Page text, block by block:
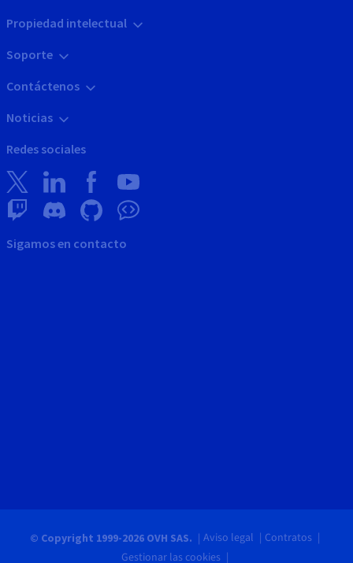
Propiedad intelectual
Soporte
Contáctenos
Noticias
Redes sociales
Sigamos en contacto
© Copyright 1999-2026 OVH SAS. Aviso legal
Contratos
Gestionar las cookies